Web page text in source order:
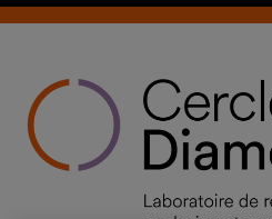
Skip
to
content